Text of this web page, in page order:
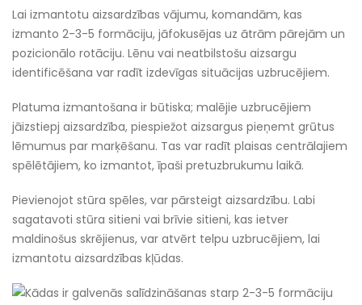
Lai izmantotu aizsardzības vājumu, komandām, kas
izmanto 2-3-5 formāciju, jāfokusējas uz ātrām pārejām un
pozicionālo rotāciju. Lēnu vai neatbilstošu aizsargu
identificēšana var radīt izdevīgas situācijas uzbrucējiem.
Platuma izmantošana ir būtiska; malējie uzbrucējiem
jāizstiepj aizsardzība, piespiežot aizsargus pieņemt grūtus
lēmumus par marķēšanu. Tas var radīt plaisas centrālajiem
spēlētājiem, ko izmantot, īpaši pretuzbrukumu laikā.
Pievienojot stūra spēles, var pārsteigt aizsardzību. Labi
sagatavoti stūra sitieni vai brīvie sitieni, kas ietver
maldinošus skrējienus, var atvērt telpu uzbrucējiem, lai
izmantotu aizsardzības kļūdas.